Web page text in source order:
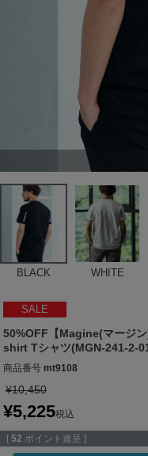
BLACK WHITE
SALE
50%OFF【Magine(マージ
shirt Tシャツ(MGN-241-2-
商品番号 mt9108
¥10,450
¥5,225税込
[ 52 ポイント進呈 ]